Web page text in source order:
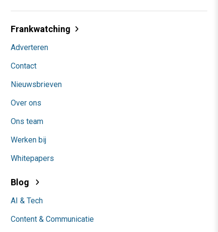
Frankwatching
Adverteren
Contact
Nieuwsbrieven
Over ons
Ons team
Werken bij
Whitepapers
Blog
AI & Tech
Content & Communicatie